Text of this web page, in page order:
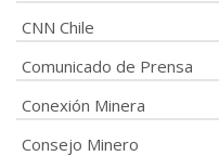
CNN Chile
Comunicado de Prensa
Conexión Minera
Consejo Minero